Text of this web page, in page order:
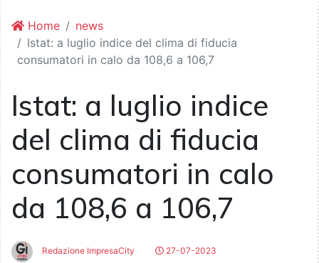
Home
news
Istat: a luglio indice del clima di fiducia
consumatori in calo da 108,6 a 106,7
Istat: a luglio indice
del clima di fiducia
consumatori in calo
da 108,6 a 106,7
Redazione ImpresaCity
27-07-2023